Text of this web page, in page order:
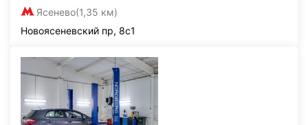
Ясенево(1,35 км)
Новоясеневский пр, 8с1